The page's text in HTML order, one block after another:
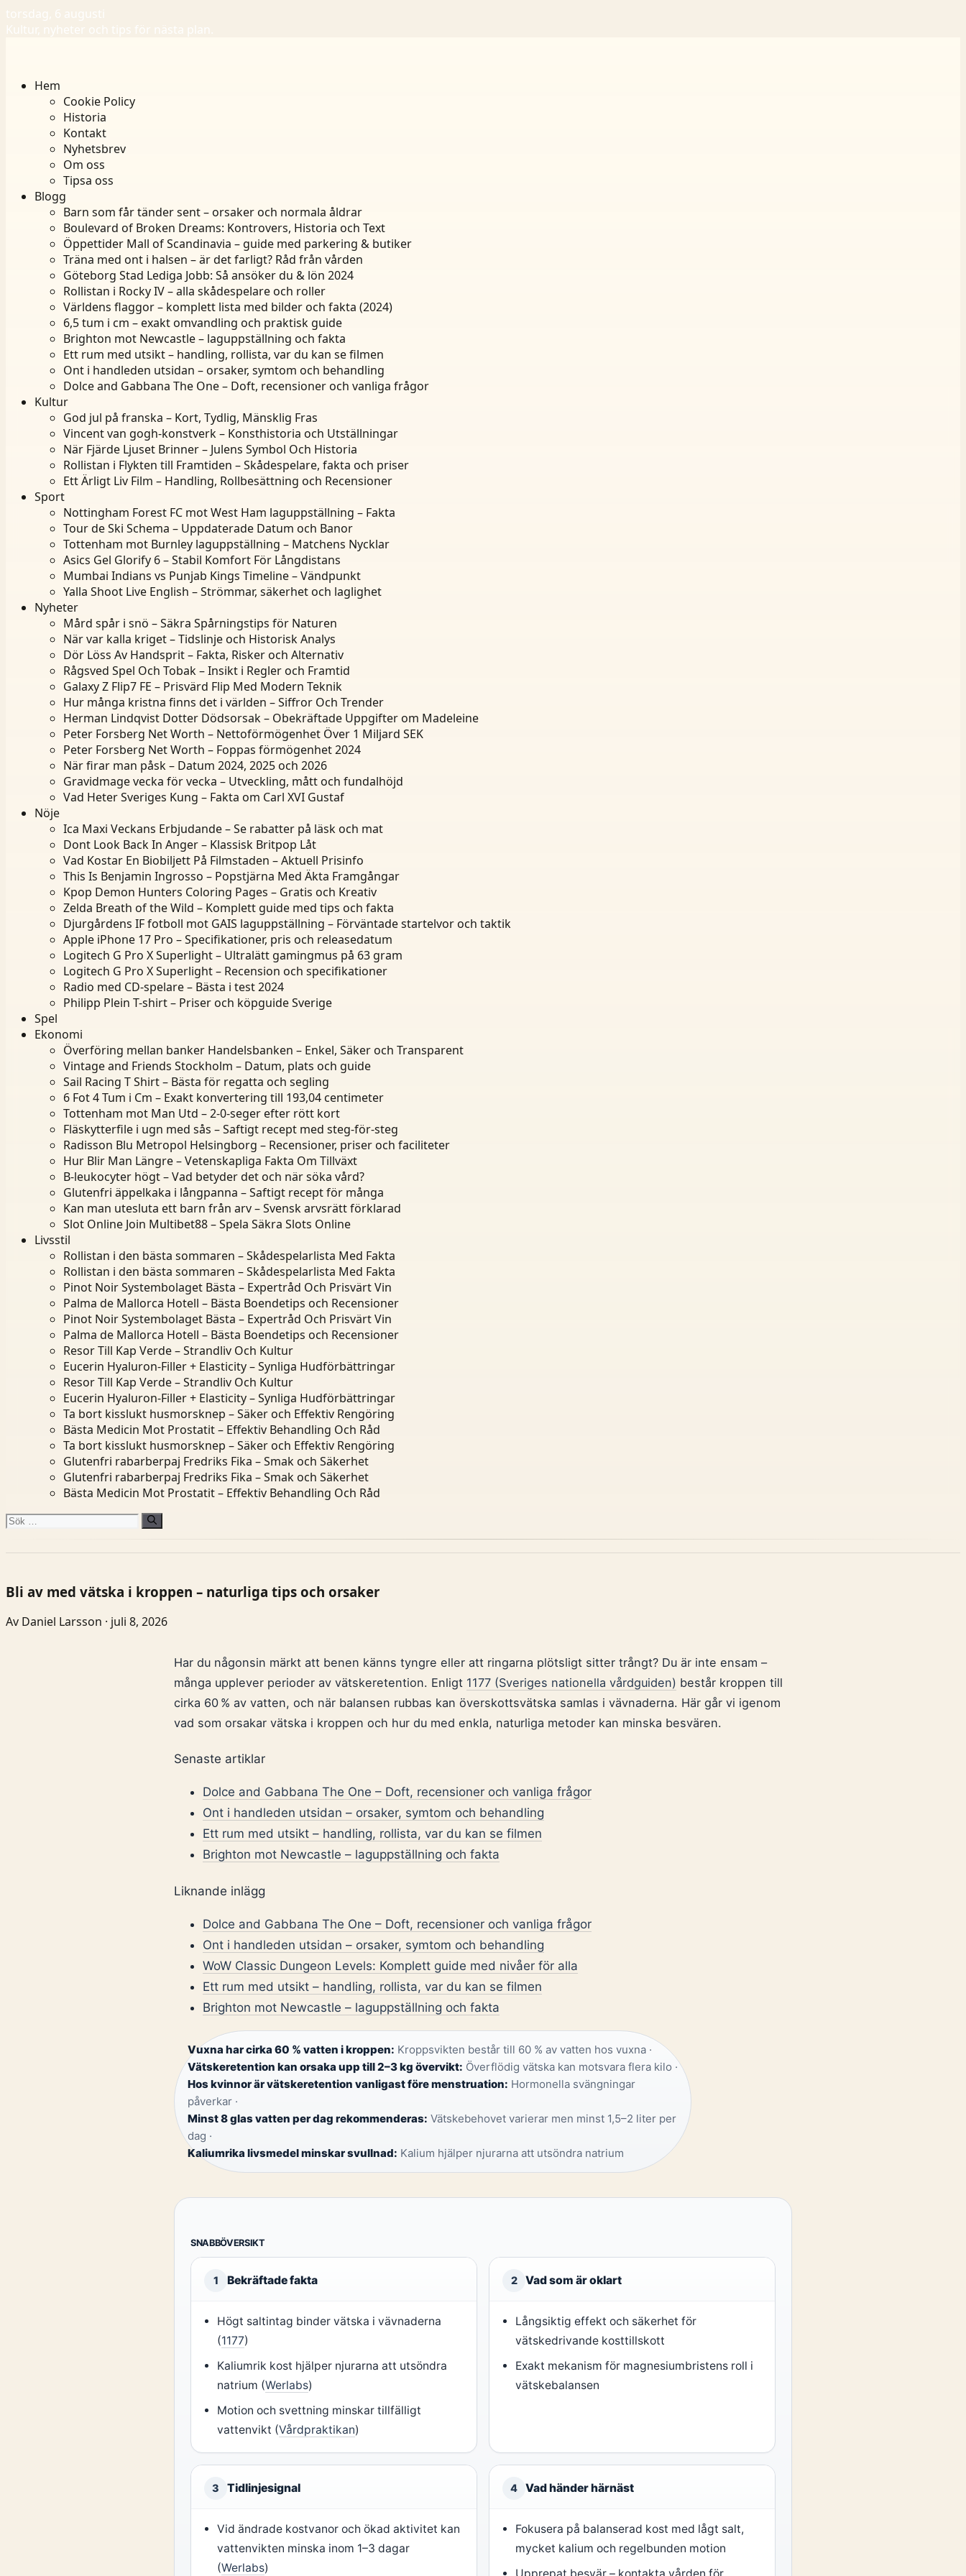
torsdag, 6 augusti
Kultur, nyheter och tips för nästa plan.
Hem
Cookie Policy
Historia
Kontakt
Nyhetsbrev
Om oss
Tipsa oss
Blogg
Barn som får tänder sent – orsaker och normala åldrar
Boulevard of Broken Dreams: Kontrovers, Historia och Text
Öppettider Mall of Scandinavia – guide med parkering & butiker
Träna med ont i halsen – är det farligt? Råd från vården
Göteborg Stad Lediga Jobb: Så ansöker du & lön 2024
Rollistan i Rocky IV – alla skådespelare och roller
Världens flaggor – komplett lista med bilder och fakta (2024)
6,5 tum i cm – exakt omvandling och praktisk guide
Brighton mot Newcastle – laguppställning och fakta
Ett rum med utsikt – handling, rollista, var du kan se filmen
Ont i handleden utsidan – orsaker, symtom och behandling
Dolce and Gabbana The One – Doft, recensioner och vanliga frågor
Kultur
God jul på franska – Kort, Tydlig, Mänsklig Fras
Vincent van gogh-konstverk – Konsthistoria och Utställningar
När Fjärde Ljuset Brinner – Julens Symbol Och Historia
Rollistan i Flykten till Framtiden – Skådespelare, fakta och priser
Ett Ärligt Liv Film – Handling, Rollbesättning och Recensioner
Sport
Nottingham Forest FC mot West Ham laguppställning – Fakta
Tour de Ski Schema – Uppdaterade Datum och Banor
Tottenham mot Burnley laguppställning – Matchens Nycklar
Asics Gel Glorify 6 – Stabil Komfort För Långdistans
Mumbai Indians vs Punjab Kings Timeline – Vändpunkt
Yalla Shoot Live English – Strömmar, säkerhet och laglighet
Nyheter
Mård spår i snö – Säkra Spårningstips för Naturen
När var kalla kriget – Tidslinje och Historisk Analys
Dör Löss Av Handsprit – Fakta, Risker och Alternativ
Rågsved Spel Och Tobak – Insikt i Regler och Framtid
Galaxy Z Flip7 FE – Prisvärd Flip Med Modern Teknik
Hur många kristna finns det i världen – Siffror Och Trender
Herman Lindqvist Dotter Dödsorsak – Obekräftade Uppgifter om Madeleine
Peter Forsberg Net Worth – Nettoförmögenhet Över 1 Miljard SEK
Peter Forsberg Net Worth – Foppas förmögenhet 2024
När firar man påsk – Datum 2024, 2025 och 2026
Gravidmage vecka för vecka – Utveckling, mått och fundalhöjd
Vad Heter Sveriges Kung – Fakta om Carl XVI Gustaf
Nöje
Ica Maxi Veckans Erbjudande – Se rabatter på läsk och mat
Dont Look Back In Anger – Klassisk Britpop Låt
Vad Kostar En Biobiljett På Filmstaden – Aktuell Prisinfo
This Is Benjamin Ingrosso – Popstjärna Med Äkta Framgångar
Kpop Demon Hunters Coloring Pages – Gratis och Kreativ
Zelda Breath of the Wild – Komplett guide med tips och fakta
Djurgårdens IF fotboll mot GAIS laguppställning – Förväntade startelvor och taktik
Apple iPhone 17 Pro – Specifikationer, pris och releasedatum
Logitech G Pro X Superlight – Ultralätt gamingmus på 63 gram
Logitech G Pro X Superlight – Recension och specifikationer
Radio med CD-spelare – Bästa i test 2024
Philipp Plein T-shirt – Priser och köpguide Sverige
Spel
Ekonomi
Överföring mellan banker Handelsbanken – Enkel, Säker och Transparent
Vintage and Friends Stockholm – Datum, plats och guide
Sail Racing T Shirt – Bästa för regatta och segling
6 Fot 4 Tum i Cm – Exakt konvertering till 193,04 centimeter
Tottenham mot Man Utd – 2-0-seger efter rött kort
Fläskytterfile i ugn med sås – Saftigt recept med steg-för-steg
Radisson Blu Metropol Helsingborg – Recensioner, priser och faciliteter
Hur Blir Man Längre – Vetenskapliga Fakta Om Tillväxt
B-leukocyter högt – Vad betyder det och när söka vård?
Glutenfri äppelkaka i långpanna – Saftigt recept för många
Kan man utesluta ett barn från arv – Svensk arvsrätt förklarad
Slot Online Join Multibet88 – Spela Säkra Slots Online
Livsstil
Rollistan i den bästa sommaren – Skådespelarlista Med Fakta
Rollistan i den bästa sommaren – Skådespelarlista Med Fakta
Pinot Noir Systembolaget Bästa – Expertråd Och Prisvärt Vin
Palma de Mallorca Hotell – Bästa Boendetips och Recensioner
Pinot Noir Systembolaget Bästa – Expertråd Och Prisvärt Vin
Palma de Mallorca Hotell – Bästa Boendetips och Recensioner
Resor Till Kap Verde – Strandliv Och Kultur
Eucerin Hyaluron-Filler + Elasticity – Synliga Hudförbättringar
Resor Till Kap Verde – Strandliv Och Kultur
Eucerin Hyaluron-Filler + Elasticity – Synliga Hudförbättringar
Ta bort kisslukt husmorsknep – Säker och Effektiv Rengöring
Bästa Medicin Mot Prostatit – Effektiv Behandling Och Råd
Ta bort kisslukt husmorsknep – Säker och Effektiv Rengöring
Glutenfri rabarberpaj Fredriks Fika – Smak och Säkerhet
Glutenfri rabarberpaj Fredriks Fika – Smak och Säkerhet
Bästa Medicin Mot Prostatit – Effektiv Behandling Och Råd
Sök
Bli av med vätska i kroppen – naturliga tips och orsaker
Av Daniel Larsson · juli 8, 2026
Har du någonsin märkt att benen känns tyngre eller att ringarna plötsligt sitter trångt? Du är inte ensam –
många upplever perioder av vätskeretention. Enligt 1177 (Sveriges nationella vårdguiden) består kroppen till
cirka 60 % av vatten, och när balansen rubbas kan överskottsvätska samlas i vävnaderna. Här går vi igenom
vad som orsakar vätska i kroppen och hur du med enkla, naturliga metoder kan minska besvären.
Senaste artiklar
Dolce and Gabbana The One – Doft, recensioner och vanliga frågor
Ont i handleden utsidan – orsaker, symtom och behandling
Ett rum med utsikt – handling, rollista, var du kan se filmen
Brighton mot Newcastle – laguppställning och fakta
Liknande inlägg
Dolce and Gabbana The One – Doft, recensioner och vanliga frågor
Ont i handleden utsidan – orsaker, symtom och behandling
WoW Classic Dungeon Levels: Komplett guide med nivåer för alla
Ett rum med utsikt – handling, rollista, var du kan se filmen
Brighton mot Newcastle – laguppställning och fakta
Vuxna har cirka 60 % vatten i kroppen: Kroppsvikten består till 60 % av vatten hos vuxna ·
Vätskeretention kan orsaka upp till 2–3 kg övervikt: Överflödig vätska kan motsvara flera kilo ·
Hos kvinnor är vätskeretention vanligast före menstruation: Hormonella svängningar
påverkar ·
Minst 8 glas vatten per dag rekommenderas: Vätskebehovet varierar men minst 1,5–2 liter per
dag ·
Kaliumrika livsmedel minskar svullnad: Kalium hjälper njurarna att utsöndra natrium
SNABBÖVERSIKT
1 Bekräftade fakta
Högt saltintag binder vätska i vävnaderna
(1177)
Kaliumrik kost hjälper njurarna att utsöndra
natrium (Werlabs)
Motion och svettning minskar tillfälligt
vattenvikt (Vårdpraktikan)
2 Vad som är oklart
Långsiktig effekt och säkerhet för
vätskedrivande kosttillskott
Exakt mekanism för magnesiumbristens roll i
vätskebalansen
3 Tidlinjesignal
Vid ändrade kostvanor och ökad aktivitet kan
vattenvikten minska inom 1–3 dagar
(Werlabs)
4 Vad händer härnäst
Fokusera på balanserad kost med lågt salt,
mycket kalium och regelbunden motion